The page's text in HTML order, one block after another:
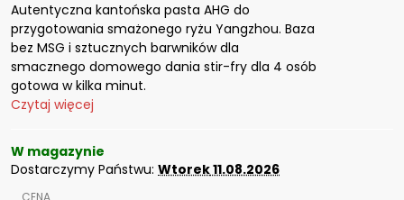
Autentyczna kantońska pasta AHG do
przygotowania smażonego ryżu Yangzhou. Baza
bez MSG i sztucznych barwników dla
smacznego domowego dania stir-fry dla 4 osób
gotowa w kilka minut.
Czytaj więcej
W magazynie
Dostarczymy Państwu: Wtorek11.08.2026